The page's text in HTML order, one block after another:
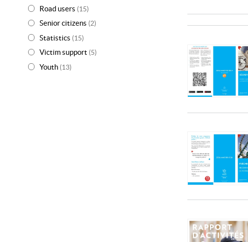
Road users (15)
Senior citizens (2)
Statistics (15)
Victim support (5)
Youth (13)